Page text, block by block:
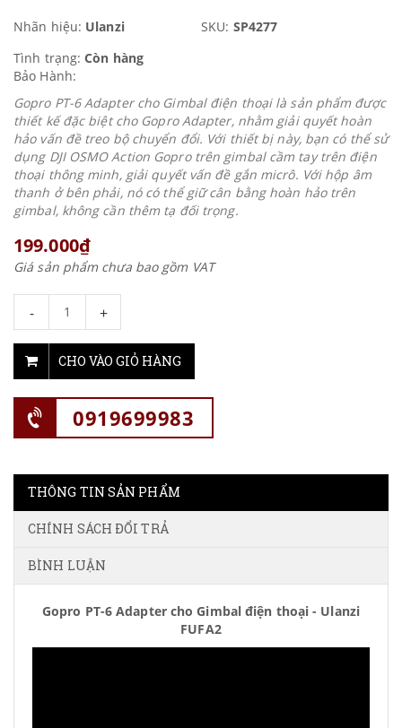
Nhãn hiệu: Ulanzi SKU: SP4277
Tình trạng: Còn hàng
Bảo Hành:
Gopro PT-6 Adapter cho Gimbal điện thoại là sản phẩm được
thiết kế đặc biệt cho Gopro Adapter, nhằm giải quyết hoàn
hảo vấn đề treo bộ chuyển đổi. Với thiết bị này, bạn có thể sử
dụng DJI OSMO Action Gopro trên gimbal cầm tay trên điện
thoại thông minh, giải quyết vấn đề gắn micrô. Với hộp âm
thanh ở bên phải, nó có thể giữ cân bằng hoàn hảo trên
gimbal, không cần thêm tạ đối trọng.
199.000₫
Giá sản phẩm chưa bao gồm VAT
- +
CHO VÀO GIỎ HÀNG
0919699983
THÔNG TIN SẢN PHẨM
CHÍNH SÁCH ĐỔI TRẢ
BÌNH LUẬN
Gopro PT-6 Adapter cho Gimbal điện thoại - Ulanzi
FUFA2